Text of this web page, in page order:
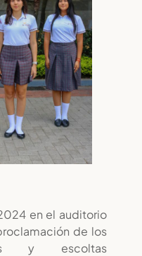
en el auditorio
de los
y escoltas